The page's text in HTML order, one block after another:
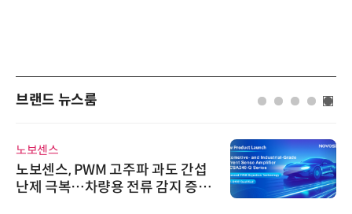
브랜드 뉴스룸
시큐어링크, 중소기업기술정보진
흥원 AI 초격차 R&D 사업 최종 선